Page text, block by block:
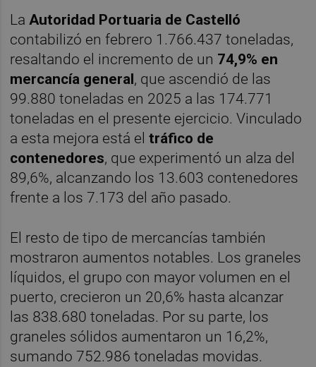
LaAutoridad Portuaria de Castelló
contabilizó en febrero 1.766.437 toneladas,
resaltando el incremento de un 74,9% en
mercancía general, que ascendió de las
99.880 toneladas en 2025 a las 174.771
toneladas en el presente ejercicio. Vinculado
a esta mejora está el tráfico de
contenedores, que experimentó un alza del
89,6%, alcanzando los 13.603 contenedores
frente a los 7.173 del año pasado.
El resto de tipo de mercancías también
mostraron aumentos notables. Los graneles
líquidos, el grupo con mayor volumen en el
puerto, crecieron un 20,6% hasta alcanzar
las 838.680 toneladas. Por su parte, los
graneles sólidos aumentaron un 16,2%,
sumando 752.986 toneladas movidas.